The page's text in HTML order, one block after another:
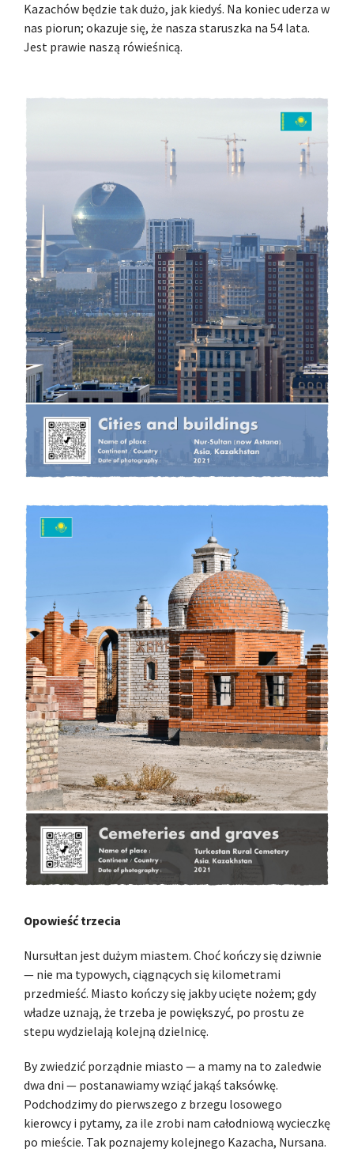
Kazachów będzie tak dużo, jak kiedyś. Na koniec uderza w
nas piorun; okazuje się, że nasza staruszka na 54 lata.
Jest prawie naszą rówieśnicą.
Opowieść trzecia
Nursułtan jest dużym miastem. Choć kończy się dziwnie
— nie ma typowych, ciągnących się kilometrami
przedmieść. Miasto kończy się jakby ucięte nożem; gdy
władze uznają, że trzeba je powiększyć, po prostu ze
stepu wydzielają kolejną dzielnicę.
By zwiedzić porządnie miasto — a mamy na to zaledwie
dwa dni — postanawiamy wziąć jakąś taksówkę.
Podchodzimy do pierwszego z brzegu losowego
kierowcy i pytamy, za ile zrobi nam całodniową wycieczkę
po mieście. Tak poznajemy kolejnego Kazacha, Nursana.